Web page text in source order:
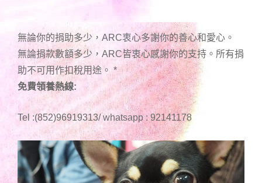
無論你的捐助多少，ARC衷心多謝你的善心和愛心。
無論捐款數額多少，ARC皆衷心感謝你的支持。所有捐
助不可用作扣稅用途。 *
免費領養熱線:
Tel :(852)96919313/ whatsapp : 92141178